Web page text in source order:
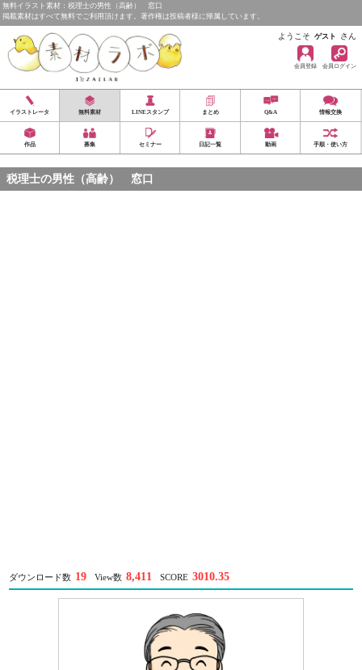
無料イラスト素材：税理士の男性（高齢） 窓口
掲載素材はすべて無料でご利用頂けます。著作権は投稿者様に帰属しています。
ようこそ ゲスト さん
会員登録 会員ログイン
イラストレータ 無料素材 LINEスタンプ まとめ Q&A 情報交換
作品 募集 セミナー 日記一覧 動画 手順・使い方
税理士の男性（高齢） 窓口
ダウンロード数 19 View数 8,411 SCORE 3010.35